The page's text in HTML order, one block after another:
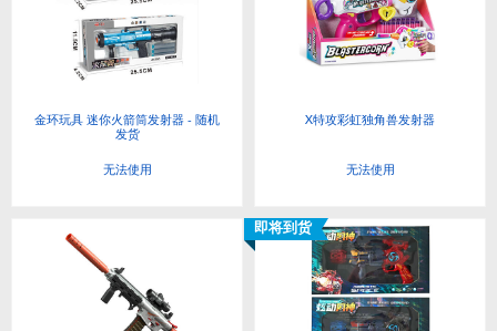
金环玩具 迷你火箭筒发射器 - 随机
发货
无法使用
X特攻彩虹独角兽发射器
无法使用
即将到货